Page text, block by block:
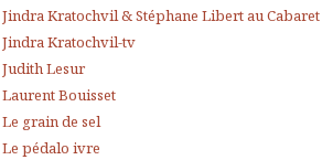
Jindra Kratochvil & Stéphane Libert au
Jindra Kratochvil-tv
Judith Lesur
Laurent Bouisset
Le grain de sel
Le pédalo ivre